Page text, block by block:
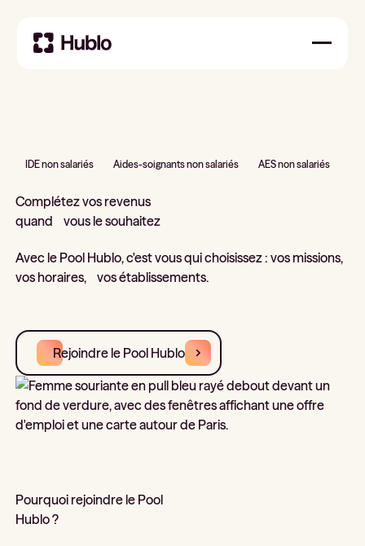
IDE non salariés Aides-soignants non salariés AES non salariés
Complétez vos revenus
quand vous le souhaitez
Avec le Pool Hublo, c'est vous qui choisissez : vos missions,
vos horaires, vos établissements.
Rejoindre le Pool Hublo
Pourquoi rejoindre le Pool
Hublo ?